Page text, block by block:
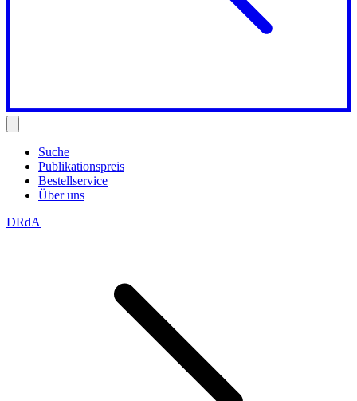
Suche
Publikationspreis
Bestellservice
Über uns
DRdA